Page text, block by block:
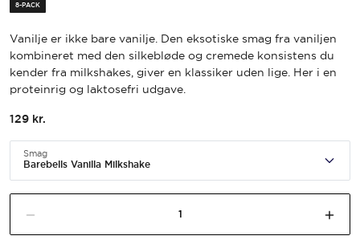
8-PACK
Vanilje er ikke bare vanilje. Den eksotiske smag fra vaniljen
kombineret med den silkebløde og cremede konsistens du
kender fra milkshakes, giver en klassiker uden lige. Her i en
proteinrig og laktosefri udgave.
129 kr.
Smag
Barebells Vanilla Milkshake
Fald tilføj til indkøbskurv mængde
Vanilla
Milkshake